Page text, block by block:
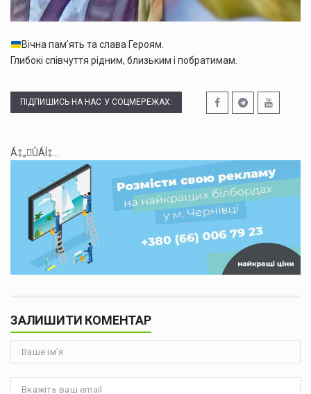
Вічна пам’ять та слава Героям.
Глибокі співчуття рідним, близьким і побратимам.
ПІДПИШИСЬ НА НАС У СОЦМЕРЕЖАХ:
Á‡„ÛÁÍ‡...
ЗАЛИШИТИ КОМЕНТАР